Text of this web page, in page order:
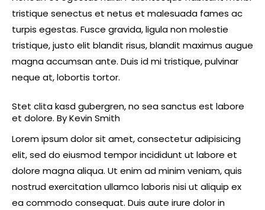
tristique senectus et netus et malesuada fames ac
turpis egestas. Fusce gravida, ligula non molestie
tristique, justo elit blandit risus, blandit maximus augue
magna accumsan ante. Duis id mi tristique, pulvinar
neque at, lobortis tortor.
Stet clita kasd gubergren, no sea sanctus est labore
et dolore. ByKevin Smith
Lorem ipsum dolor sit amet, consectetur adipisicing
elit, sed do eiusmod tempor incididunt ut labore et
dolore magna aliqua. Ut enim ad minim veniam, quis
nostrud exercitation ullamco laboris nisi ut aliquip ex
ea commodo consequat. Duis aute irure dolor in